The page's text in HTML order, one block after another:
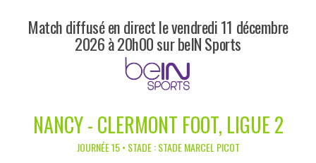
Match diffusé en direct le vendredi 11 décembre
2026 à 20h00 sur beIN Sports
NANCY - CLERMONT FOOT, LIGUE 2
JOURNÉE 15 • STADE : STADE MARCEL PICOT